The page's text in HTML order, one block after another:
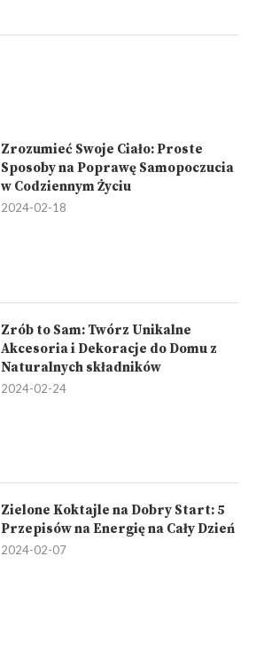
Zrozumieć Swoje Ciało: Proste
Sposoby na Poprawę Samopoczucia
w Codziennym Życiu
2024-02-18
Zrób to Sam: Twórz Unikalne
Akcesoria i Dekoracje do Domu z
Naturalnych składników
2024-02-24
Zielone Koktajle na Dobry Start: 5
Przepisów na Energię na Cały Dzień
2024-02-07